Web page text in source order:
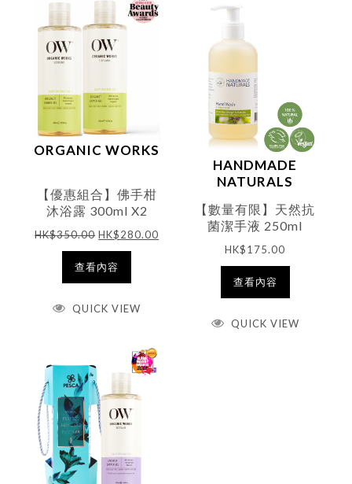
ORGANIC WORKS
【優惠組合】佛手柑
沐浴露 300ml X2
HK$350.00 HK$280.00
查看內容
QUICK VIEW
HANDMADE
NATURALS
【數量有限】天然抗
菌潔手液 250ml
HK$175.00
查看內容
QUICK VIEW